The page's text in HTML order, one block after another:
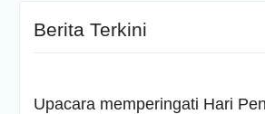
Berita Terkini
Upacara memperingati Hari